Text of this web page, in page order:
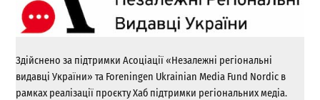
Здійснено за підтримки Асоціації «Незалежні регіональні
видавці України» та Foreningen Ukrainian Media Fund Nordic в
рамках реалізації проєкту Хаб підтримки регіональних медіа.